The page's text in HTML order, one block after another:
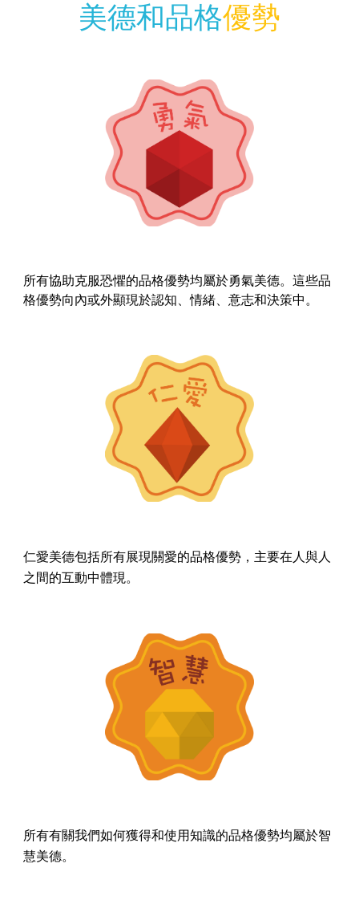
美德和品格優勢
所有協助克服恐懼的品格優勢均屬於勇氣美德。這些品
格優勢向內或外顯現於認知、情緒、意志和決策中。
仁愛美德包括所有展現關愛的品格優勢，主要在人與人
之間的互動中體現。
所有有關我們如何獲得和使用知識的品格優勢均屬於智
慧美德。